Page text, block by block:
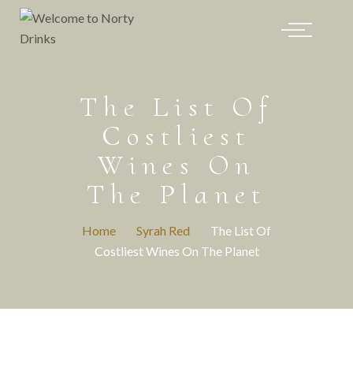
The List Of
Costliest
Wines On
The Planet
Home Syrah Red
The List Of
Costliest Wines On The Planet